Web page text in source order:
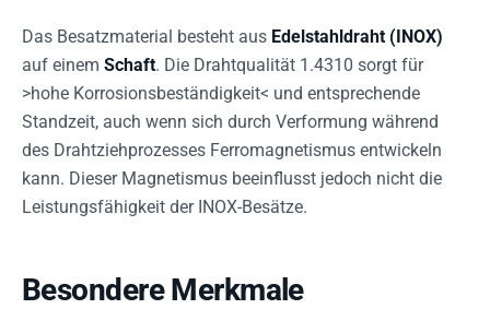
Das Besatzmaterial besteht aus Edelstahldraht (INOX)
auf einem Schaft. Die Drahtqualität 1.4310 sorgt für
>hohe Korrosionsbeständigkeit< und entsprechende
Standzeit, auch wenn sich durch Verformung während
des Drahtziehprozesses Ferromagnetismus entwickeln
kann. Dieser Magnetismus beeinflusst jedoch nicht die
Leistungsfähigkeit der INOX-Besätze.
Besondere Merkmale